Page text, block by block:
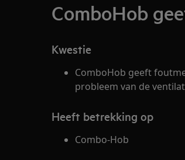
ComboHob
Kwestie
ComboHob geeft
probleem van de
Heeft betrekking op
Combo-Hob